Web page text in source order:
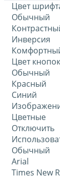
Цвет
Обычный
Инверсия
Цвет
Обычный
Красный
Синий
Цветные
Отключить
Обычный
Arial
Times New